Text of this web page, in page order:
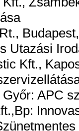
Utazási
Kft.,
APC